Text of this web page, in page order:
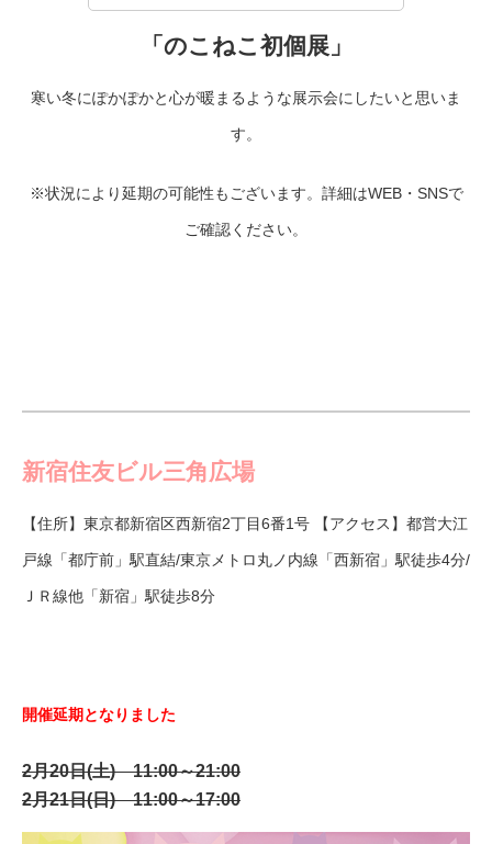
「のこねこ初個展」
寒い冬にぽかぽかと心が暖まるような展示会にしたいと思いま
す。
※状況により延期の可能性もございます。詳細はWEB・SNSで
ご確認ください。
新宿住友ビル三角広場
【住所】東京都新宿区西新宿2丁目6番1号 【アクセス】都営大江
戸線「都庁前」駅直結/東京メトロ丸ノ内線「西新宿」駅徒歩4分/
ＪＲ線他「新宿」駅徒歩8分
開催延期となりました
2月20日(土)11:00～21:00
2月21日(日) 11:00～17:00